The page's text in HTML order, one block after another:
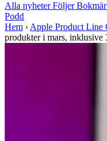
Alla nyheterFöljer
Podd
Hem › Apple Product Line
produkter i mars, inklusive